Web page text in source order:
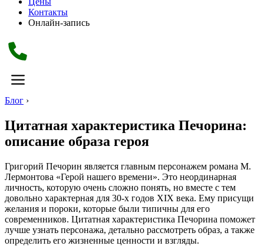
Контакты
Онлайн-запись
Блог ›
Цитатная характеристика Печорина:
описание образа героя
Григорий Печорин является главным персонажем романа М.
Лермонтова «Герой нашего времени». Это неординарная
личность, которую очень сложно понять, но вместе с тем
довольно характерная для 30-х годов XIX века. Ему присущи
желания и пороки, которые были типичны для его
современников. Цитатная характеристика Печорина поможет
лучше узнать персонажа, детально рассмотреть образ, а также
определить его жизненные ценности и взгляды.